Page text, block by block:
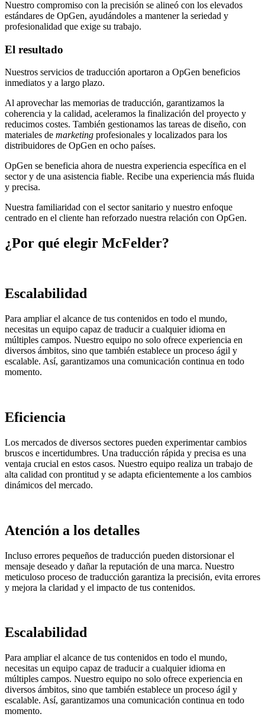
Nuestro compromiso con la precisión se alineó con los elevados
estándares de OpGen, ayudándoles a mantener la seriedad y
profesionalidad que exige su trabajo.
El resultado
Nuestros servicios de traducción aportaron a OpGen beneficios
inmediatos y a largo plazo.
Al aprovechar las memorias de traducción, garantizamos la
coherencia y la calidad, aceleramos la finalización del proyecto y
reducimos costes. También gestionamos las tareas de diseño, con
materiales de marketing profesionales y localizados para los
distribuidores de OpGen en ocho países.
OpGen se beneficia ahora de nuestra experiencia específica en el
sector y de una asistencia fiable. Recibe una experiencia más fluida
y precisa.
Nuestra familiaridad con el sector sanitario y nuestro enfoque
centrado en el cliente han reforzado nuestra relación con OpGen.
¿Por qué elegir McFelder?
Escalabilidad
Para ampliar el alcance de tus contenidos en todo el mundo,
necesitas un equipo capaz de traducir a cualquier idioma en
múltiples campos. Nuestro equipo no solo ofrece experiencia en
diversos ámbitos, sino que también establece un proceso ágil y
escalable. Así, garantizamos una comunicación continua en todo
momento.
Eficiencia
Los mercados de diversos sectores pueden experimentar cambios
bruscos e incertidumbres. Una traducción rápida y precisa es una
ventaja crucial en estos casos. Nuestro equipo realiza un trabajo de
alta calidad con prontitud y se adapta eficientemente a los cambios
dinámicos del mercado.
Atención a los detalles
Incluso errores pequeños de traducción pueden distorsionar el
mensaje deseado y dañar la reputación de una marca. Nuestro
meticuloso proceso de traducción garantiza la precisión, evita errores
y mejora la claridad y el impacto de tus contenidos.
Escalabilidad
Para ampliar el alcance de tus contenidos en todo el mundo,
necesitas un equipo capaz de traducir a cualquier idioma en
múltiples campos. Nuestro equipo no solo ofrece experiencia en
diversos ámbitos, sino que también establece un proceso ágil y
escalable. Así, garantizamos una comunicación continua en todo
momento.